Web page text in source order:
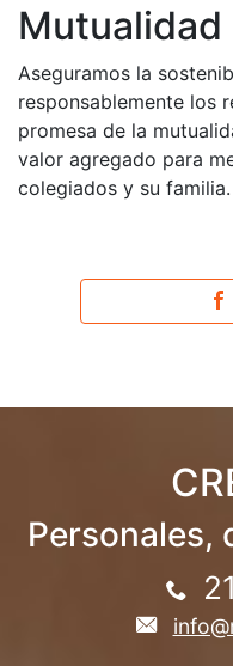
Mutualidad
Aseguramos la
responsablemente los
promesa de la
valor agregado para
colegiados y su
Personales,